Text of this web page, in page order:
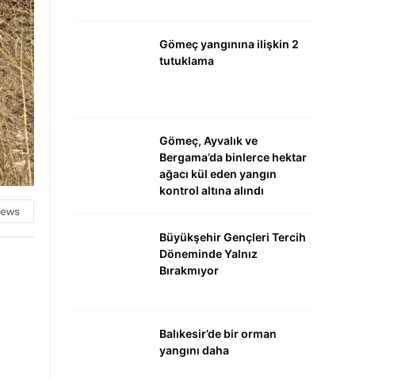
Gömeç yangınına ilişkin 2
tutuklama
Gömeç, Ayvalık ve
Bergama’da binlerce hektar
ağacı kül eden yangın
kontrol altına alındı
Büyükşehir Gençleri Tercih
Döneminde Yalnız
Bırakmıyor
Balıkesir’de bir orman
yangını daha